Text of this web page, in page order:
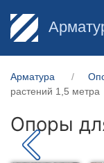
Арматура
растений 1,5 метра
Опоры